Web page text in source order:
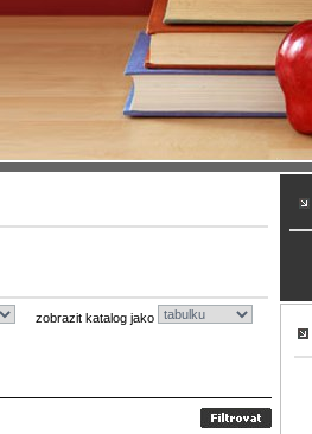
zobrazit katalog jako